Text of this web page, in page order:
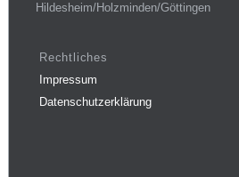
Hildesheim/Holzminden/Göttingen
Rechtliches
Impressum
Datenschutzerklärung